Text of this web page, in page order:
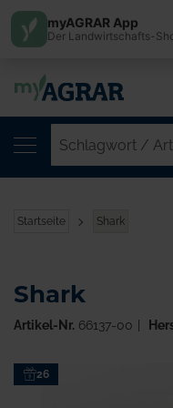
Startseite Shark
Zum26
Shark
Artikel-Nr. 66137-00
myAGRAR App
Der Landwirtschafts-